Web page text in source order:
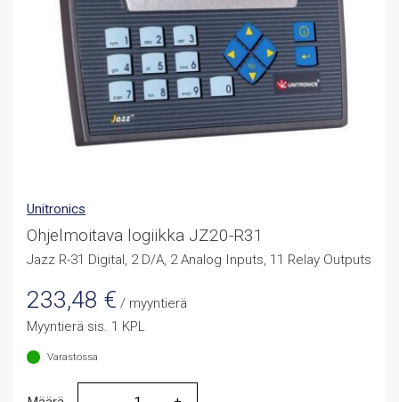
Unitronics
Ohjelmoitava logiikka JZ20-R31
Jazz R-31 Digital, 2 D/A, 2 Analog Inputs, 11 Relay Outputs
233,48 € / myyntierä
Myyntierä sis. 1 KPL
Varastossa